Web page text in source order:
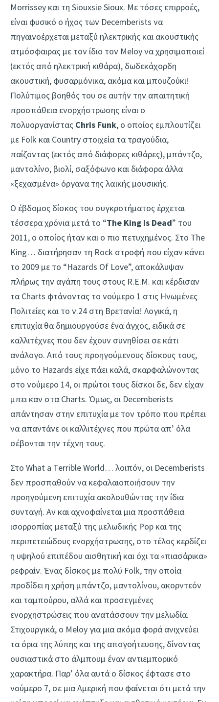
Morrissey και τη Siouxsie Sioux. Με τόσες επιρροές,
είναι φυσικό ο ήχος των Decemberists να
πηγαινοέρχεται μεταξύ ηλεκτρικής και ακουστικής
ατμόσφαιρας με τον ίδιο τον Meloy να χρησιμοποιεί
(εκτός από ηλεκτρική κιθάρα), δωδεκάχορδη
ακουστική, φυσαρμόνικα, ακόμα και μπουζούκι!
Πολύτιμος βοηθός του σε αυτήν την απαιτητική
προσπάθεια ενορχήστρωσης είναι ο
πολυοργανίστας Chris Funk, ο οποίος εμπλουτίζει
με Folk και Country στοιχεία τα τραγούδια,
παίζοντας (εκτός από διάφορες κιθάρες), μπάντζο,
μαντολίνο, βιολί, σαξόφωνο και διάφορα άλλα
«ξεχασμένα» όργανα της λαϊκής μουσικής.
Ο έβδομος δίσκος του συγκροτήματος έρχεται
τέσσερα χρόνια μετά το “The King Is Dead” του
2011, ο οποίος ήταν και ο πιο πετυχημένος. Στο The
King… διατήρησαν τη Rock στροφή που είχαν κάνει
το 2009 με το “Hazards Of Love”, αποκάλυψαν
πλήρως την αγάπη τους στους R.E.M. και κέρδισαν
τα Charts φτάνοντας το νούμερο 1 στις Ηνωμένες
Πολιτείες και το ν.24 στη Βρετανία! Λογικά, η
επιτυχία θα δημιουργούσε ένα άγχος, ειδικά σε
καλλιτέχνες που δεν έχουν συνηθίσει σε κάτι
ανάλογο. Από τους προηγούμενους δίσκους τους,
μόνο το Hazards είχε πάει καλά, σκαρφαλώνοντας
στο νούμερο 14, οι πρώτοι τους δίσκοι δε, δεν είχαν
μπει καν στα Charts. Όμως, οι Decemberists
απάντησαν στην επιτυχία με τον τρόπο που πρέπει
να απαντάνε οι καλλιτέχνες που πρώτα απ’ όλα
σέβονται την τέχνη τους.
Στο What a Terrible World… λοιπόν, οι Decemberists
δεν προσπαθούν να κεφαλαιοποιήσουν την
προηγούμενη επιτυχία ακολουθώντας την ίδια
συνταγή. Αν και αχνοφαίνεται μια προσπάθεια
ισορροπίας μεταξύ της μελωδικής Pop και της
περιπετειώδους ενορχήστρωσης, στο τέλος κερδίζει
η υψηλού επιπέδου αισθητική και όχι τα «πιασάρικα»
ρεφραίν. Ένας δίσκος με πολύ Folk, την οποία
προδίδει η χρήση μπάντζο, μαντολίνου, ακορντεόν
και ταμπούρου, αλλά και προσεγμένες
ενορχηστρώσεις που ανατάσσουν την μελωδία.
Στιχουργικά, ο Meloy για μια ακόμα φορά ανιχνεύει
τα όρια της λύπης και της απογοήτευσης, δίνοντας
ουσιαστικά στο άλμπουμ έναν αντιεμπορικό
χαρακτήρα. Παρ’ όλα αυτά ο δίσκος έφτασε στο
νούμερο 7, σε μια Αμερική που φαίνεται ότι μετά την